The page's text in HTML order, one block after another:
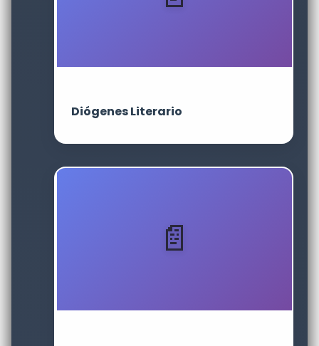
Diógenes Literario